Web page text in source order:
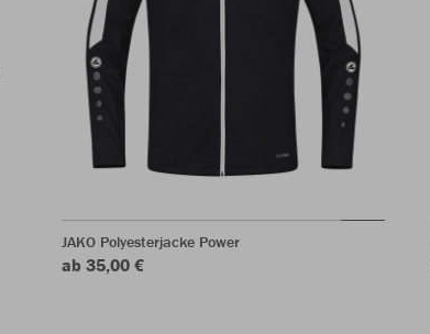
JAKO Polyesterjacke Power
ab 35,00 €